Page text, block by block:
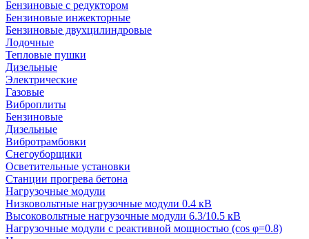
Бензиновые с редуктором
Бензиновые инжекторные
Бензиновые двухцилиндровые
Лодочные
Тепловые пушки
Дизельные
Электрические
Газовые
Виброплиты
Бензиновые
Дизельные
Вибротрамбовки
Снегоуборщики
Осветительные установки
Станции прогрева бетона
Нагрузочные модули
Низковольтные нагрузочные модули 0.4 кВ
Высоковольтные нагрузочные модули 6.3/10.5 кВ
Нагрузочные модули с реактивной мощностью (cos φ=0.8)